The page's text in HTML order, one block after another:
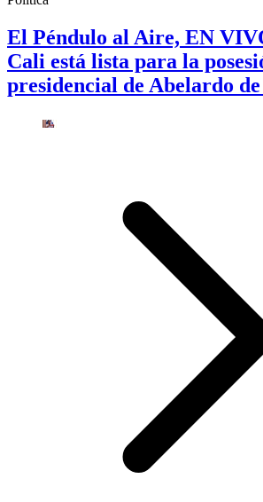
El Péndulo al Aire, EN
Cali está lista para la
presidencial de Abelardo